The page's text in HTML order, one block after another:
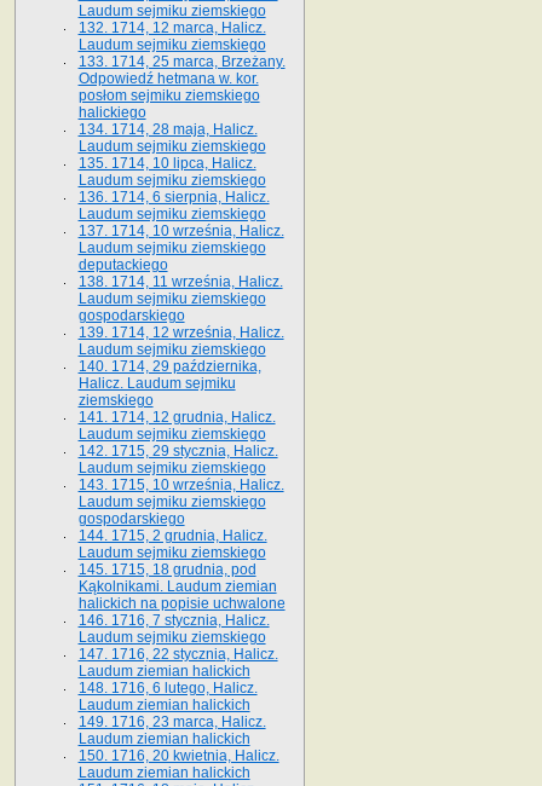
Laudum sejmiku ziemskiego
132. 1714, 12 marca, Halicz.
Laudum sejmiku ziemskiego
133. 1714, 25 marca, Brzeżany.
Odpowiedź hetmana w. kor.
posłom sejmiku ziemskiego
halickiego
134. 1714, 28 maja, Halicz.
Laudum sejmiku ziemskiego
135. 1714, 10 lipca, Halicz.
Laudum sejmiku ziemskiego
136. 1714, 6 sierpnia, Halicz.
Laudum sejmiku ziemskiego
137. 1714, 10 września, Halicz.
Laudum sejmiku ziemskiego
deputackiego
138. 1714, 11 września, Halicz.
Laudum sejmiku ziemskiego
gospodarskiego
139. 1714, 12 września, Halicz.
Laudum sejmiku ziemskiego
140. 1714, 29 października,
Halicz. Laudum sejmiku
ziemskiego
141. 1714, 12 grudnia, Halicz.
Laudum sejmiku ziemskiego
142. 1715, 29 stycznia, Halicz.
Laudum sejmiku ziemskiego
143. 1715, 10 września, Halicz.
Laudum sejmiku ziemskiego
gospodarskiego
144. 1715, 2 grudnia, Halicz.
Laudum sejmiku ziemskiego
145. 1715, 18 grudnia, pod
Kąkolnikami. Laudum ziemian
halickich na popisie uchwalone
146. 1716, 7 stycznia, Halicz.
Laudum sejmiku ziemskiego
147. 1716, 22 stycznia, Halicz.
Laudum ziemian halickich
148. 1716, 6 lutego, Halicz.
Laudum ziemian halickich
149. 1716, 23 marca, Halicz.
Laudum ziemian halickich
150. 1716, 20 kwietnia, Halicz.
Laudum ziemian halickich